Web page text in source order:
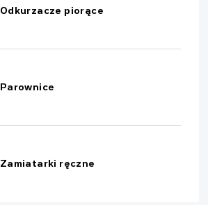
Odkurzacze piorące
Parownice
Zamiatarki ręczne